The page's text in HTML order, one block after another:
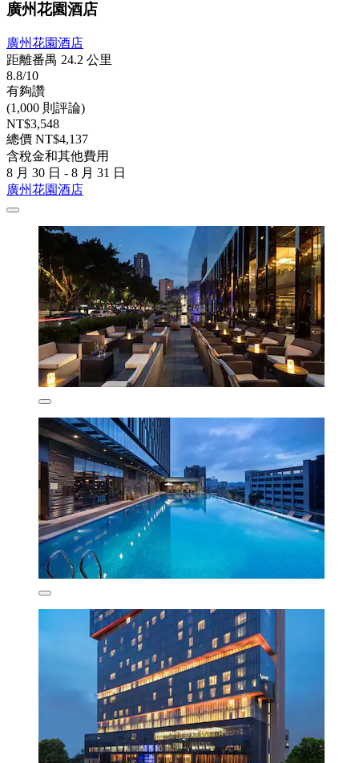
廣州花園酒店
廣州花園酒店
距離番禺 24.2 公里
8.8/10
有夠讚
(1,000 則評論)
NT$3,548
總價 NT$4,137
含稅金和其他費用
8 月 30 日 - 8 月 31 日
廣州花園酒店